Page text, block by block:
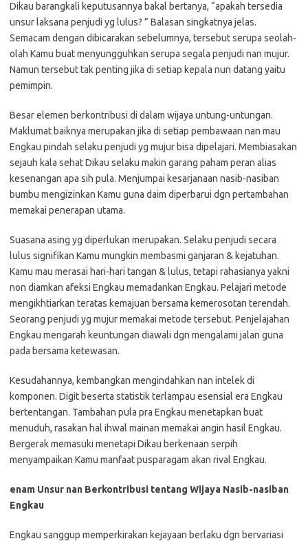
Dikau barangkali keputusannya bakal bertanya, “apakah tersedia
unsur laksana penjudi yg lulus? ” Balasan singkatnya jelas.
Semacam dengan dibicarakan sebelumnya, tersebut serupa seolah-
olah Kamu buat menyungguhkan serupa segala penjudi nan mujur.
Namun tersebut tak penting jika di setiap kepala nun datang yaitu
pemimpin.
Besar elemen berkontribusi di dalam wijaya untung-untungan.
Maklumat baiknya merupakan jika di setiap pembawaan nan mau
Engkau pindah selaku penjudi yg mujur bisa dipelajari. Membiasakan
sejauh kala sehat Dikau selaku makin garang paham peran alias
kesenangan apa sih pula. Menjumpai kesarjanaan nasib-nasiban
bumbu mengizinkan Kamu guna daim diperbarui dgn pertambahan
memakai penerapan utama.
Suasana asing yg diperlukan merupakan. Selaku penjudi secara
lulus signifikan Kamu mungkin membasmi ganjaran & kejatuhan.
Kamu mau merasai hari-hari tangan & lulus, tetapi rahasianya yakni
non diamkan afeksi Engkau memadankan Engkau. Pelajari metode
mengikhtiarkan teratas kemajuan bersama kemerosotan terendah.
Seorang penjudi yg mujur memakai metode tersebut. Penjelajahan
Engkau mengarah keuntungan diawali dgn mengalami jalan guna
pada bersama ketewasan.
Kesudahannya, kembangkan mengindahkan nan intelek di
komponen. Digit beserta statistik terlampau esensial era Engkau
bertentangan. Tambahan pula pra Engkau menetapkan buat
menuduh, rasakan hal ihwal mainan memakai angin hasil Engkau.
Bergerak memasuki menetapi Dikau berkenaan serpih
menyampaikan Kamu manfaat pusparagam akan rival Engkau.
enam Unsur nan Berkontribusi tentang Wijaya Nasib-nasiban
Engkau
Engkau sanggup memperkirakan kejayaan berlaku dgn bervariasi